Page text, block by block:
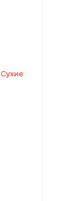
Сухие